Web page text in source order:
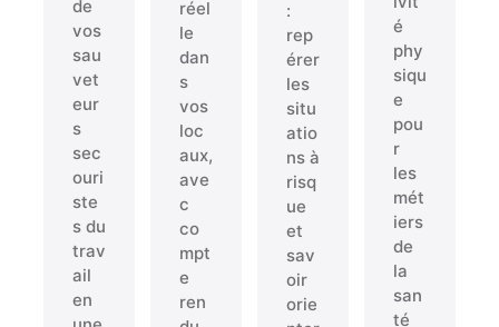
de
vos
sau
vet
eur
s
sec
ouri
ste
s du
trav
ail
en
réel
le
dan
s
vos
loc
aux,
ave
c
co
mpt
e
ren
:
rep
érer
les
situ
atio
ns à
risq
ue
et
sav
oir
orie
é
phy
siqu
e
pou
r
les
mét
iers
de
la
san
té